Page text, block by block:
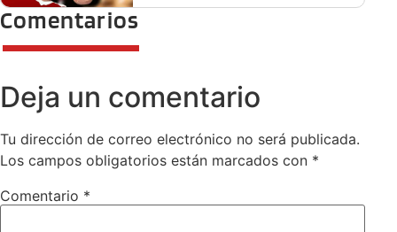
Comentarios
Deja un comentario
Tu dirección de correo electrónico no será publicada.
Los campos obligatorios están marcados con *
Comentario *